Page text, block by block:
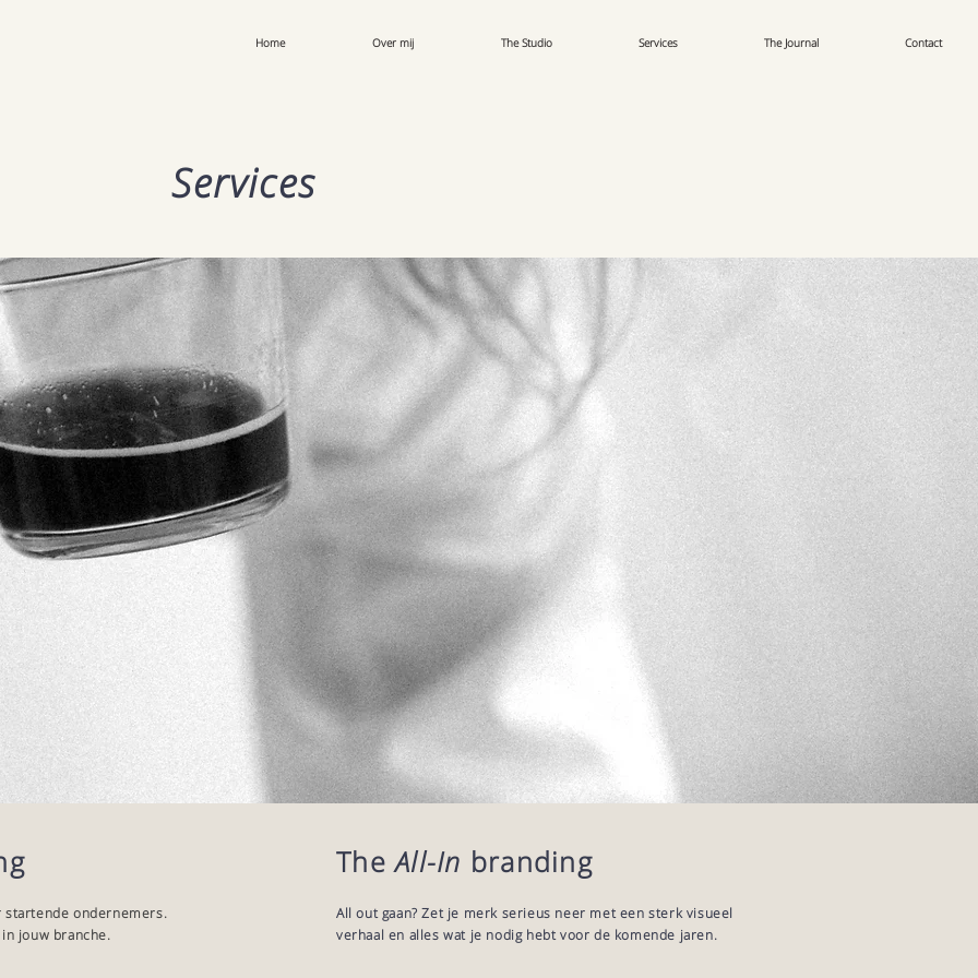
Home Over mij The Studio Services The Journal Contact
Services
startende ondernemers.
jouw branche.
The All-In branding
All out gaan? Zet je merk serieus neer met een sterk visueel
verhaal en alles wat je nodig hebt voor de komende jaren.